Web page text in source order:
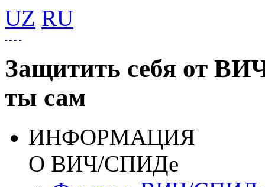
UZ RU
Защитить себя от
ты сам
ИНФОРМАЦИЯ
О ВИЧ/СПИДе